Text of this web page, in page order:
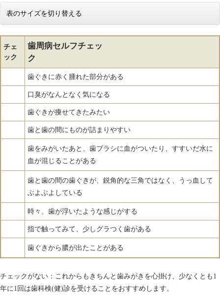
表のサイズを切り替える
チェ
ック
歯周病セルフチェッ
ク
歯ぐきに赤く腫れた部分がある
口臭がなんとなく気になる
歯ぐきが痩せてきたみたい
歯と歯の間にものが詰まりやすい
歯をみがいたあと、歯ブラシに血がついたり、すすいだ水に
血が混じることがある
歯と歯の間の歯ぐきが、鋭角的な三角ではなく、うっ血して
ぶよぶよしている
時々、歯が浮いたような感じがする
指で触ってみて、少しグラつく歯がある
歯ぐきから膿が出たことがある
チェックがない：これからもきちんと歯みがきを心掛け、少なくとも1
年に1回は歯科検(健)診を受けることをおすすめします。